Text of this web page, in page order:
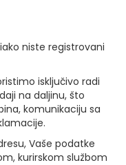
niste registrovani
isključivo radi
na daljinu, što
komunikaciju sa
Vaše podatke
kurirskom službom